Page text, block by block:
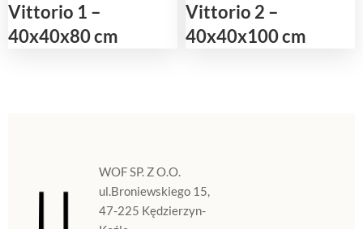
Vittorio 1 –
40x40x80 cm
Vittorio 2 –
40x40x100 cm
WOF SP. Z O.O.
ul.Broniewskiego 15,
47-225 Kędzierzyn-